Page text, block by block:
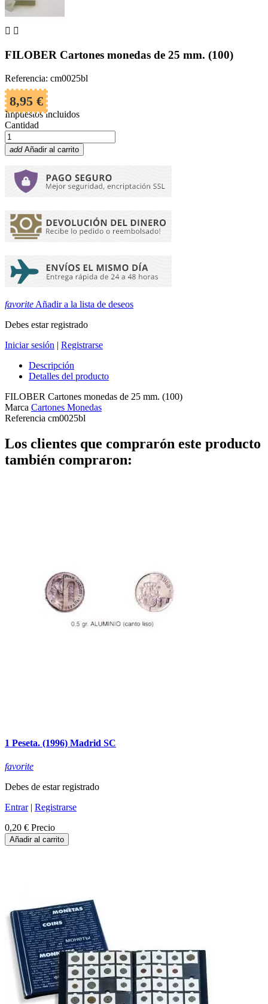
 
FILOBER Cartones monedas de 25 mm. (100)
Referencia: cm0025bl
8,95 €
Impuestos incluidos
Cantidad
add Añadir al carrito
favorite Añadir a la lista de deseos
Debes estar registrado
Iniciar sesión | Registrarse
Descripción
Detalles del producto
FILOBER Cartones monedas de 25 mm. (100)
Marca Cartones Monedas
Referencia cm0025bl
Los clientes que comprarón este producto
también compraron:
1 Peseta. (1996) Madrid SC
favorite
Debes de estar registrado
Entrar| Registrarse
0,20 € Precio
Añadir al carrito